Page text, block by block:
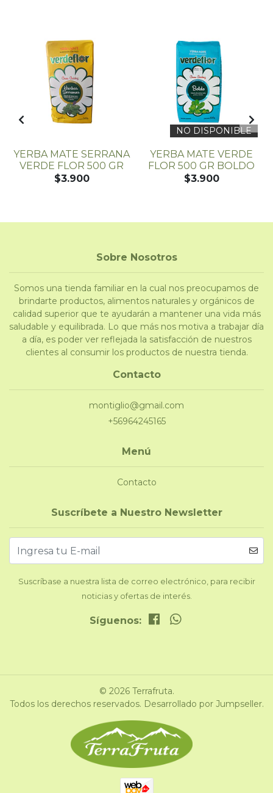
YERBA MATE SERRANA
VERDE FLOR 500 GR
$3.900
NO DISPONIBLE
YERBA MATE VERDE
FLOR 500 GR BOLDO
$3.900
Sobre Nosotros
Somos una tienda familiar en la cual nos preocupamos de
brindarte productos, alimentos naturales y orgánicos de
calidad superior que te ayudarán a mantener una vida más
saludable y equilibrada. Lo que más nos motiva a trabajar día
a día, es poder ver reflejada la satisfacción de nuestros
clientes al consumir los productos de nuestra tienda.
Contacto
montiglio@gmail.com
+56964245165
Menú
Contacto
Suscríbete a Nuestro Newsletter
Suscríbase a nuestra lista de correo electrónico, para recibir
noticias y ofertas de interés.
Síguenos:
© 2026 Terrafruta.
Todos los derechos reservados. Desarrollado por Jumpseller.